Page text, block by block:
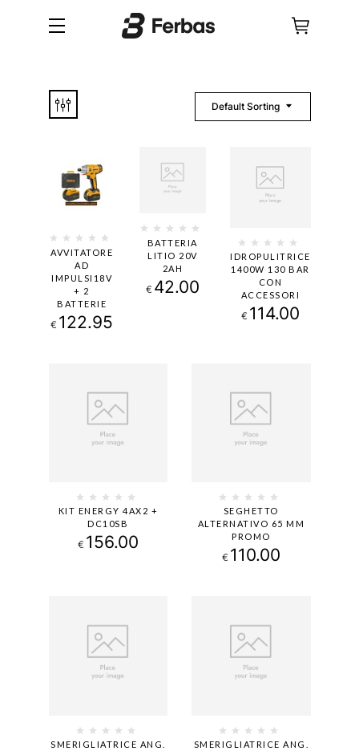
Default Sorting
AVVITATORE
AD
IMPULSI18V
+ 2
BATTERIE
€ 122.95
BATTERIA
LITIO 20V
2AH
€ 42.00
IDROPULITRICE
1400W 130 BAR
CON
ACCESSORI
€ 114.00
KIT ENERGY 4AX2 +
DC10SB
€ 156.00
SEGHETTO
ALTERNATIVO 65 MM
PROMO
€ 110.00
SMERIGLIATRICE ANG.
SMERIGLIATRICE ANG.